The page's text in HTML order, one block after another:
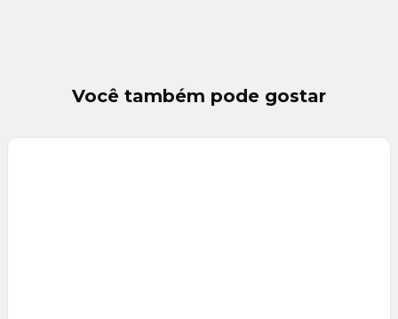
Você também pode gostar